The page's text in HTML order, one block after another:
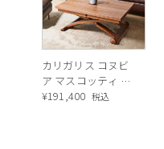
カリガリス コヌビ
ア マスコッティ 伸
長・昇降式テーブ
¥191,400 税込